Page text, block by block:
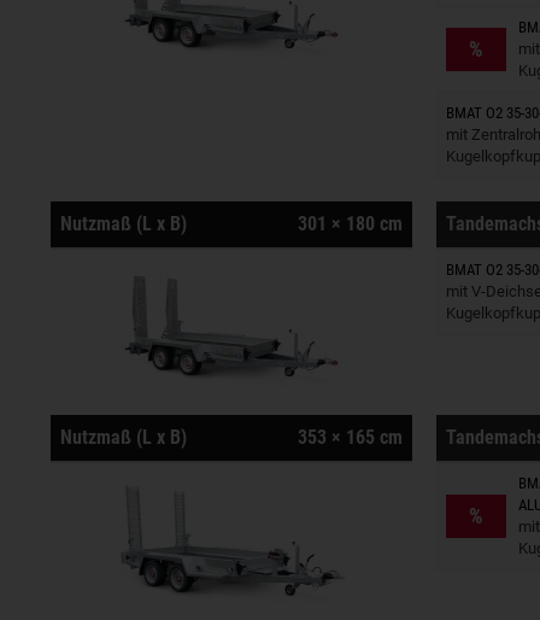
%
BMAT O2 35-
mit
Nutzmaß (L x B) 301 × 180 cm
BMAT O2 35-
mit V-
Nutzmaß (L x B) 353 × 165 cm
%